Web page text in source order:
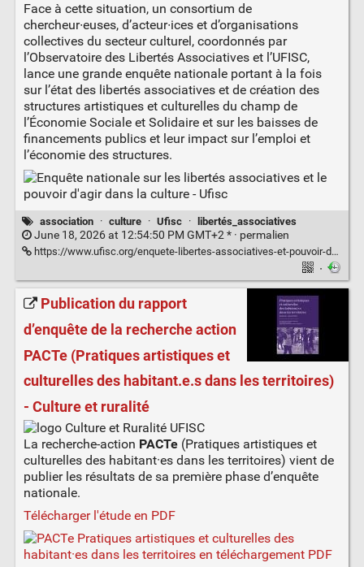
Face à cette situation, un consortium de
chercheur∙euses, d’acteur∙ices et d’organisations
collectives du secteur culturel, coordonnés par
l’Observatoire des Libertés Associatives et l’UFISC,
lance une grande enquête nationale portant à la fois
sur l’état des libertés associatives et de création des
structures artistiques et culturelles du champ de
l’Économie Sociale et Solidaire et sur les baisses de
financements publics et leur impact sur l’emploi et
l’économie des structures.
association · culture · Ufisc · libertés_associatives
June 18, 2026 at 12:54:50 PM GMT+2 * · permalien
https://www.ufisc.org/enquete-libertes-associatives-et-pouvoir-dagir-dans-la-culture/
·
Publication du rapport
d’enquête de la recherche action
PACTe (Pratiques artistiques et
culturelles des habitant.e.s dans les territoires)
- Culture et ruralité
La recherche-action PACTe(Pratiques artistiques et
culturelles des habitant·es dans les territoires) vient de
publier les résultats de sa première phase d’enquête
nationale.
Télécharger l'étude en PDF